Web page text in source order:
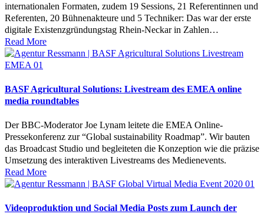
internationalen Formaten, zudem 19 Sessions, 21 Referentinnen und
Referenten, 20 Bühnenakteure und 5 Techniker: Das war der erste
digitale Existenzgründungstag Rhein-Neckar in Zahlen…
Read More
BASF Agricultural Solutions: Livestream des EMEA online
media roundtables
Der BBC-Moderator Joe Lynam leitete die EMEA Online-
Pressekonferenz zur “Global sustainability Roadmap”. Wir bauten
das Broadcast Studio und begleiteten die Konzeption wie die präzise
Umsetzung des interaktiven Livestreams des Medienevents.
Read More
Videoproduktion und Social Media Posts zum Launch der